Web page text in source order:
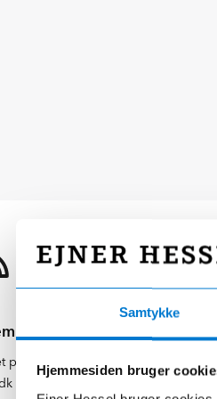
Samtykke
Hjemmesiden bruger
retur
på varer købt på
Der er altid